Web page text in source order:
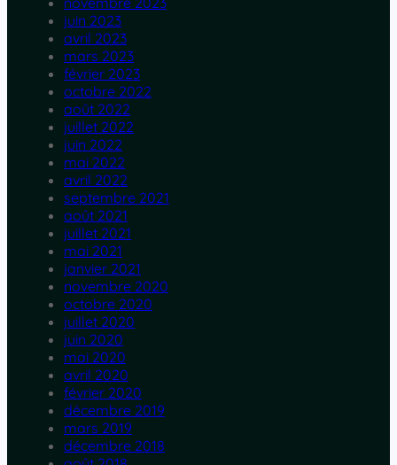
juin 2023
avril 2023
mars 2023
février 2023
octobre 2022
août 2022
juillet 2022
juin 2022
mai 2022
avril 2022
septembre 2021
août 2021
juillet 2021
mai 2021
janvier 2021
novembre 2020
octobre 2020
juillet 2020
juin 2020
mai 2020
avril 2020
février 2020
décembre 2019
mars 2019
décembre 2018